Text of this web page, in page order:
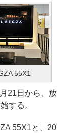
55X1
21日から、放
する。
55X1と、20